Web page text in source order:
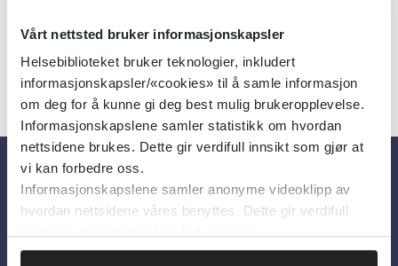
Vårt nettsted bruker informasjonskapsler
Helsebiblioteket bruker teknologier, inkludert
informasjonskapsler/«cookies» til å samle informasjon
om deg for å kunne gi deg best mulig brukeropplevelse.
Informasjonskapslene samler statistikk om hvordan
nettsidene brukes. Dette gir verdifull innsikt som gjør at
vi kan forbedre oss.
Informasjonskapslene samler anonyme videoklipp av
hvordan nettsidene våres benyttes. Dette gir verdifull
Om oss
Om Helsebiblioteket